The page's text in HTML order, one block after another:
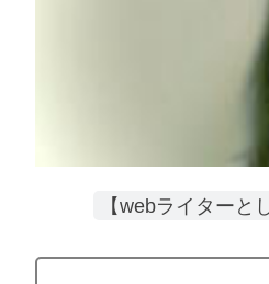
【webライターと